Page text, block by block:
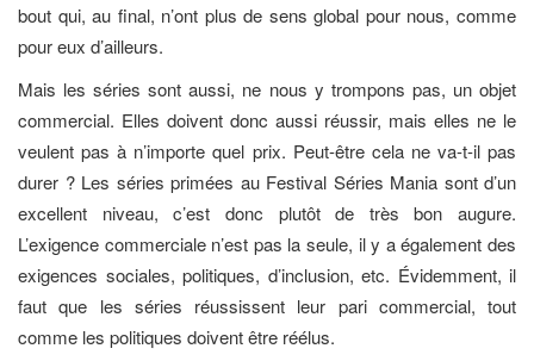
bout qui, au final, n’ont plus de sens global pour nous, comme
pour eux d’ailleurs.
Mais les séries sont aussi, ne nous y trompons pas, un objet
commercial. Elles doivent donc aussi réussir, mais elles ne le
veulent pas à n’importe quel prix. Peut-être cela ne va-t-il pas
durer ? Les séries primées au Festival Séries Mania sont d’un
excellent niveau, c’est donc plutôt de très bon augure.
L’exigence commerciale n’est pas la seule, il y a également des
exigences sociales, politiques, d’inclusion, etc. Évidemment, il
faut que les séries réussissent leur pari commercial, tout
comme les politiques doivent être réélus.